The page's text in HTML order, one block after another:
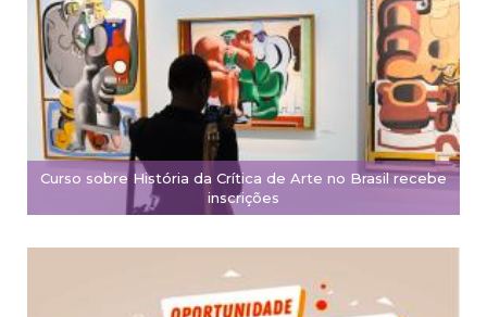
Curso sobre História da Crítica de Arte no Brasil recebe
inscrições